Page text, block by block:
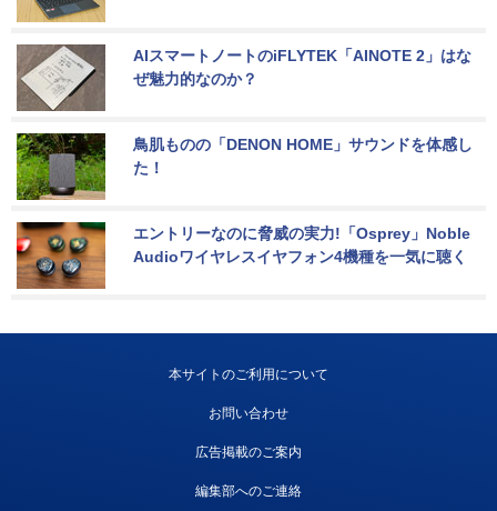
AIスマートノートのiFLYTEK「AINOTE 2」はな
ぜ魅力的なのか？
鳥肌ものの「DENON HOME」サウンドを体感し
た！
エントリーなのに脅威の実力!「Osprey」Noble
Audioワイヤレスイヤフォン4機種を一気に聴く
本サイトのご利用について
お問い合わせ
広告掲載のご案内
編集部へのご連絡